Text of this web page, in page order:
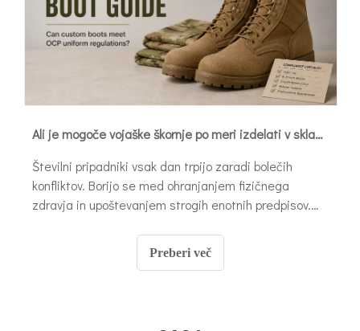
Ali je mogoče vojaške škornje po meri izdelati v skladu z enotnimi predpisi AR 670-1 ali OCP?
Številni pripadniki vsak dan trpijo zaradi bolečih
konfliktov. Borijo se med ohranjanjem fizičnega
zdravja in upoštevanjem strogih enotnih predpisov.
poškodbe. Pri vojakih se pogosto pojavljajo mehurji,
plantarni fasciitis in huda utrujenost sklepov.
Preberi več